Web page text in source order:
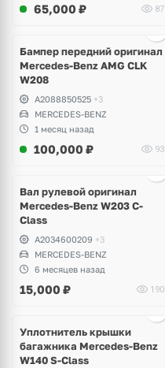
65,000 ₽ 87
Бампер передний оригинал
Mercedes-Benz AMG CLK
W208
A2088850525 +3
MERCEDES-BENZ
1 месяц назад
100,000 ₽ 93
Вал рулевой оригинал
Mercedes-Benz W203 C-
Class
A2034600209 +3
MERCEDES-BENZ
6 месяцев назад
15,000 ₽ 190
Уплотнитель крышки
багажника Mercedes-Benz
W140 S-Class